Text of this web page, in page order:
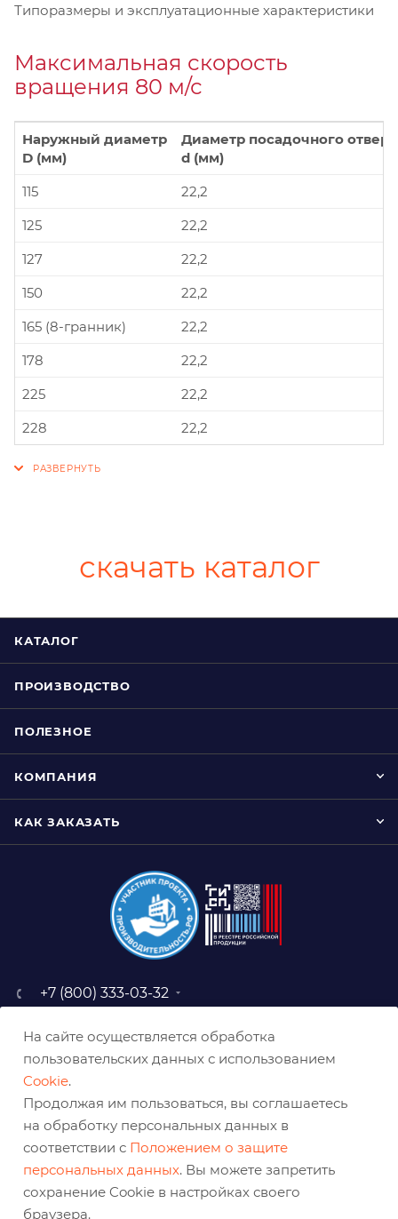
Типоразмеры и эксплуатационные характеристики
Максимальная скорость
вращения 80 м/с
Наружный диаметр
D (мм)
Диаметр посадочного
d (мм)
115
22,2
125
22,2
127
22,2
150
22,2
165 (8-гранник)
22,2
178
22,2
225
22,2
228
22,2
скачать каталог
КАТАЛОГ
ПРОИЗВОДСТВО
ПОЛЕЗНОЕ
КОМПАНИЯ
КАК ЗАКАЗАТЬ
+7 (800) 333-03-32
baz@belabraziv.ru
308009, Россия, г. Белгород,
На сайте осуществляется обработка
пользовательских данных с использованием
Cookie.
Продолжая им пользоваться, вы соглашаетесь
на обработку персональных данных в
соответствии с Положением о защите
персональных данных. Вы можете запретить
сохранение Cookie в настройках своего
браузера.